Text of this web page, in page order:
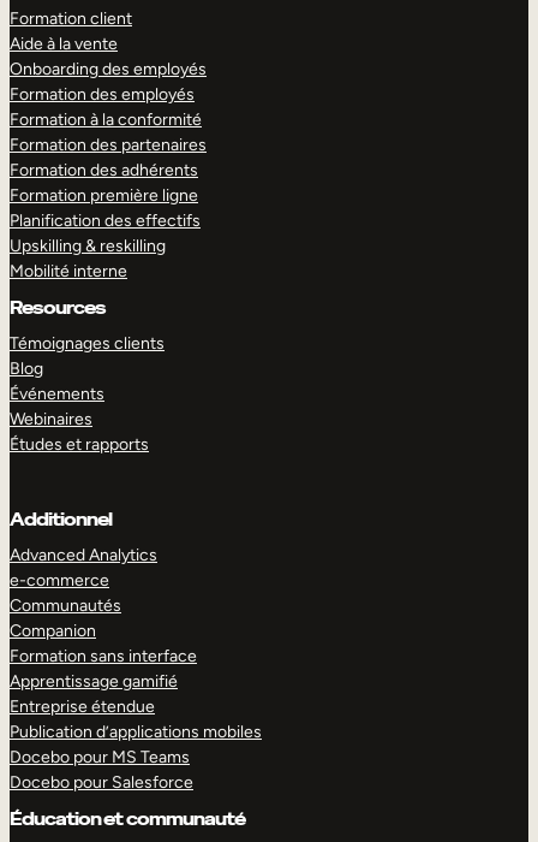
Formation client
Aide à la vente
Onboarding des employés
Formation des employés
Formation à la conformité
Formation des partenaires
Formation des adhérents
Formation première ligne
Planification des effectifs
Upskilling & reskilling
Mobilité interne
Resources
Témoignages clients
Blog
Événements
Webinaires
Études et rapports
Additionnel
Advanced Analytics
e-commerce
Communautés
Companion
Formation sans interface
Apprentissage gamifié
Entreprise étendue
Publication d’applications mobiles
Docebo pour MS Teams
Docebo pour Salesforce
Éducation et communauté